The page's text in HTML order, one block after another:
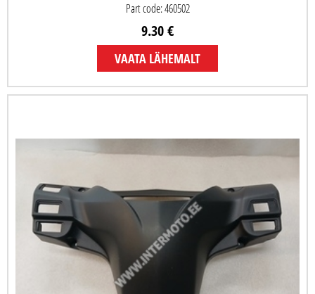
Part code: 460502
9.30 €
VAATA LÄHEMALT